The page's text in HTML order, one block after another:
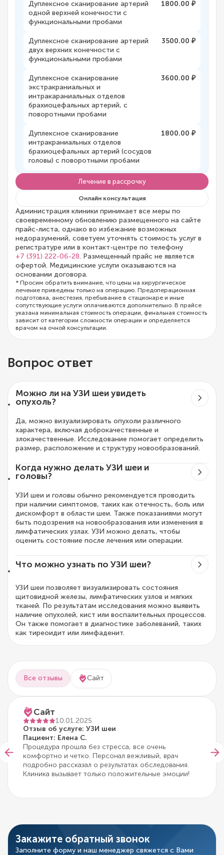
Дуплексное сканирование артерий
одной верхней конечности с
функциональными пробами
1800.00 ₽
Дуплексное сканирование артерий
двух верхних конечности с
функциональными пробами
3500.00 ₽
Дуплексное сканирование
экстракраниальных и
интракараниальных отделов
брахиоцефальных артерий, с
поворотными пробами
3600.00 ₽
Дуплексное сканирование
интракраниальных отделов
брахиоцефальных артерий (сосудов
головы) с поворотными пробами
1800.00 ₽
Лечение в рассрочку
Онлайн консультация
Администрация клиники принимает все меры по
своевременному обновлению размещенного на сайте
прайс-листа, однако во избежание возможных
недоразумений, советуем уточнять стоимость услуг в
регистратуре или в контакт-центре по телефону
+7 (391) 222-06-28. Размещенный прайс не является
офертой. Медицинские услуги оказываются на
основании договора.
* Просим обратить внимание, что цены на хирургическое
лечение приведены только на операцию. Предоперационная
подготовка, анестезия, пребывание в стационаре и иные
сопутствующие услуги оплачиваются дополнительно. В прайсе
указана минимальная стоимость операции, финальная стоимость
зависит от категории сложности операции и определяется
врачом на очной консультации.
Вопрос ответ
Можно ли на УЗИ шеи увидеть
опухоль?
Да, можно визуализировать опухоли различного
характера, включая доброкачественные и
злокачественные. Исследование помогает определить
размер, расположение и структуру новообразований.
Когда нужно делать УЗИ шеи и
головы?
УЗИ шеи и головы обычно рекомендуется проводить
при наличии симптомов, таких как отечность, боль или
дискомфорт в области шеи. Также показаниями могут
быть подозрения на новообразования или изменения в
лимфатических узлах. УЗИ можно делать, чтобы
оценить состояние после лечения или операции.
Что можно узнать по УЗИ шеи?
УЗИ шеи позволяет визуализировать состояния
щитовидной железы, лимфатических узлов и мягких
тканей. По результатам исследования можно выявить
наличие опухолей, кист или воспалительных процессов.
Он также помогает в диагностике заболеваний, таких
как тиреоидит или лимфаденит.
Все отзывы Сайт
Сайт
10.01.2025
Отзыв об услуге: УЗИ шеи
Пациент: Елена С.
Процедура прошла без стресса, все очень
комфортно и четко. Персонал вежливый, врач
подробно рассказал о результатах обследования.
Клиника вызывает только положительные эмоции!
Закажите обратный звонок
Заполните форму и наш менеджер свяжется с Вами